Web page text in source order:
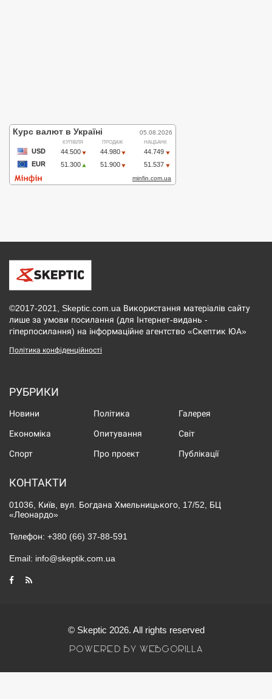
©2017-2021, Skeptic.com.ua Використання матеріалів сайту
лише за умови посилання (для Інтернет-видань -
гіперпосилання) на інформаційне агентство «Скептик ЮА»
Політика конфіденційності
РУБРИКИ
Новини Політика Галерея
Економіка Опитування Світ
Спорт Про проект Публікації
КОНТАКТИ
01036, Київ, вул. Богдана Хмельницького, 17/52, БЦ
«Леонардо»
Телефон: +380 (66) 37-88-591
Email: info@skeptik.com.ua
© Skeptic 2026. All rights reserved
POWERED BY WEBGORILLA